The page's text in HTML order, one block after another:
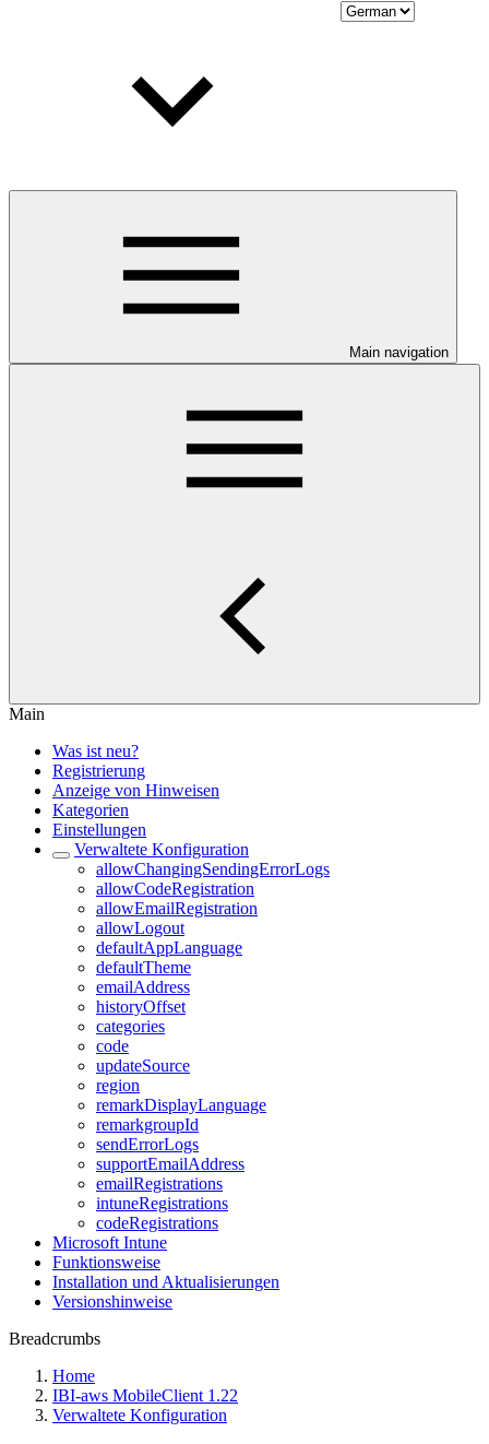
Main navigation
Main
Was ist neu?
Registrierung
Anzeige von Hinweisen
Kategorien
Einstellungen
Verwaltete Konfiguration
allowChangingSendingErrorLogs
allowCodeRegistration
allowEmailRegistration
allowLogout
defaultAppLanguage
defaultTheme
emailAddress
historyOffset
categories
code
updateSource
region
remarkDisplayLanguage
remarkgroupId
sendErrorLogs
supportEmailAddress
emailRegistrations
intuneRegistrations
codeRegistrations
Microsoft Intune
Funktionsweise
Installation und Aktualisierungen
Versionshinweise
Breadcrumbs
Home
IBI-aws MobileClient 1.22
Verwaltete Konfiguration